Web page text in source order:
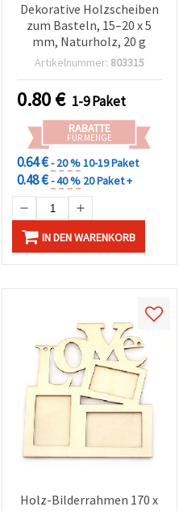
Dekorative Holzscheiben
zum Basteln, 15–20 x 5
mm, Naturholz, 20 g
Artikelnummer: 803315
0.80€ 1-9 Paket
RABATTE
FÜR MENGE
0.64 €- 20 %10-19 Paket
0.48 €- 40 % 20 Paket +
IN DEN WARENKORB
Holz-Bilderrahmen 170 x